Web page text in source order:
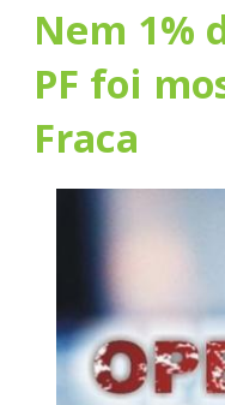
Nem 1%
PF foi
Fraca